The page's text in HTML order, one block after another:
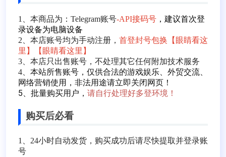
1、本商品为：Telegram账号-API接码号 ，建议首次登
录设备为电脑设备
2、本店账号均为手动注册， 首登封号包换【眼睛看这
里】【眼睛看这里】
3、本店只出售账号，不处理其它任何附加技术服务
4、 本站所售账号，仅供合法的游戏娱乐、外贸交流、
网络营销使用，非法用途请立即关闭网页！
5、批量购买用户， 请自行处理好多登环境！
购买后必看
1、24小时自动发货，购买成功后请尽快提取并登录账
号